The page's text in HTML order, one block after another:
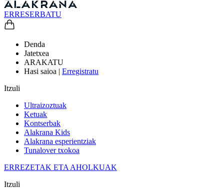
ERRESERBATU
Denda
Jatetxea
ARAKATU
Hasi saioa | Erregistratu
Itzuli
Ultraizoztuak
Ketuak
Kontserbak
Alakrana Kids
Alakrana esperientziak
Tunalover txokoa
ERREZETAK ETA AHOLKUAK
Itzuli